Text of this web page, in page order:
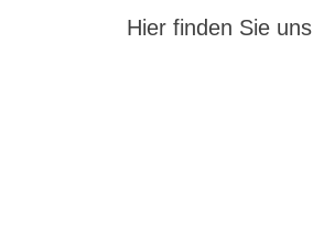
Hier finden Sie uns